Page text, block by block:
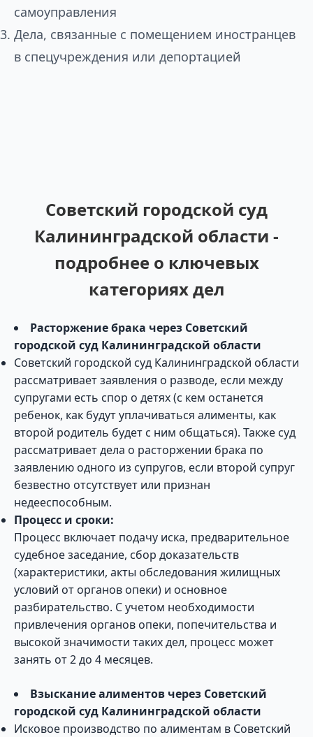
самоуправления
Дела, связанные с помещением иностранцев
в спецучреждения или депортацией
Советский городской суд
Калининградской области -
подробнее о ключевых
категориях дел
Расторжение брака через Советский
городской суд Калининградской области
Советский городской суд Калининградской области
рассматривает заявления о разводе, если между
супругами есть спор о детях (с кем останется
ребенок, как будут уплачиваться алименты, как
второй родитель будет с ним общаться). Также суд
рассматривает дела о расторжении брака по
заявлению одного из супругов, если второй супруг
безвестно отсутствует или признан
недееспособным.
Процесс и сроки:
Процесс включает подачу иска, предварительное
судебное заседание, сбор доказательств
(характеристики, акты обследования жилищных
условий от органов опеки) и основное
разбирательство. С учетом необходимости
привлечения органов опеки, попечительства и
высокой значимости таких дел, процесс может
занять от 2 до 4 месяцев.
Взыскание алиментов через Советский
городской суд Калининградской области
Исковое производство по алиментам в Советский